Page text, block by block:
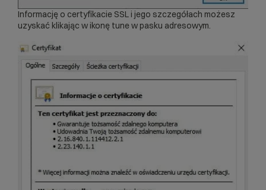
Informację o certyfikacie SSL i jego szczegółach możesz
uzyskać klikając w ikonę tune w pasku adresowym.